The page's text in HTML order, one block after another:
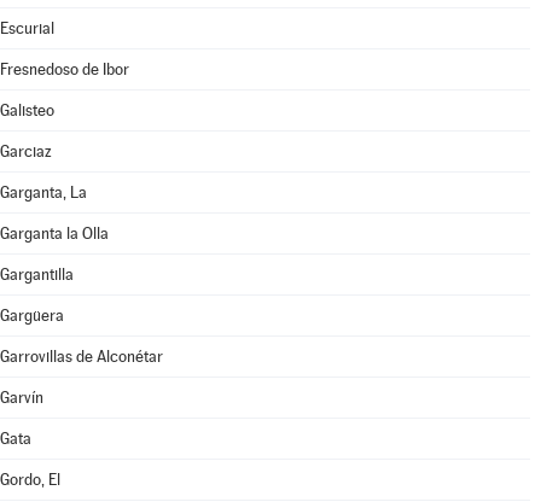
Escurial
Fresnedoso de Ibor
Galisteo
Garciaz
Garganta, La
Garganta la Olla
Gargantilla
Gargüera
Garrovillas de Alconétar
Garvín
Gata
Gordo, El